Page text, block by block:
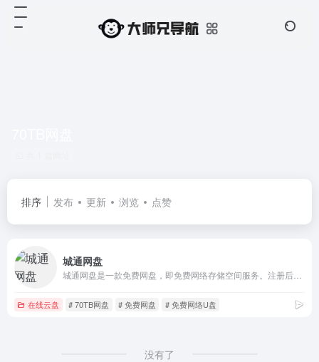
排序 发布 更新 浏览 点赞
城通网盘
在线云盘 # 70TB网盘 # 免费网盘 # 免费网络U盘
没有了